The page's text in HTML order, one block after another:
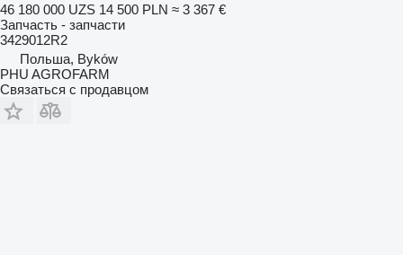
46 180 000 UZS 14 500 PLN ≈ 3 367 €
Запчасть - запчасти
3429012R2
Польша, Byków
PHU AGROFARM
Связаться с продавцом